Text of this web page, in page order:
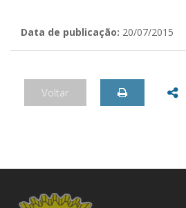
Data de publicação: 20/07/2015
Voltar